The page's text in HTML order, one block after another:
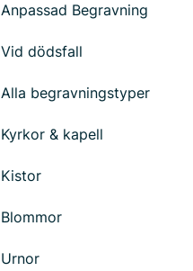
Anpassad Begravning
Vid dödsfall
Alla begravningstyper
Kyrkor & kapell
Kistor
Blommor
Urnor